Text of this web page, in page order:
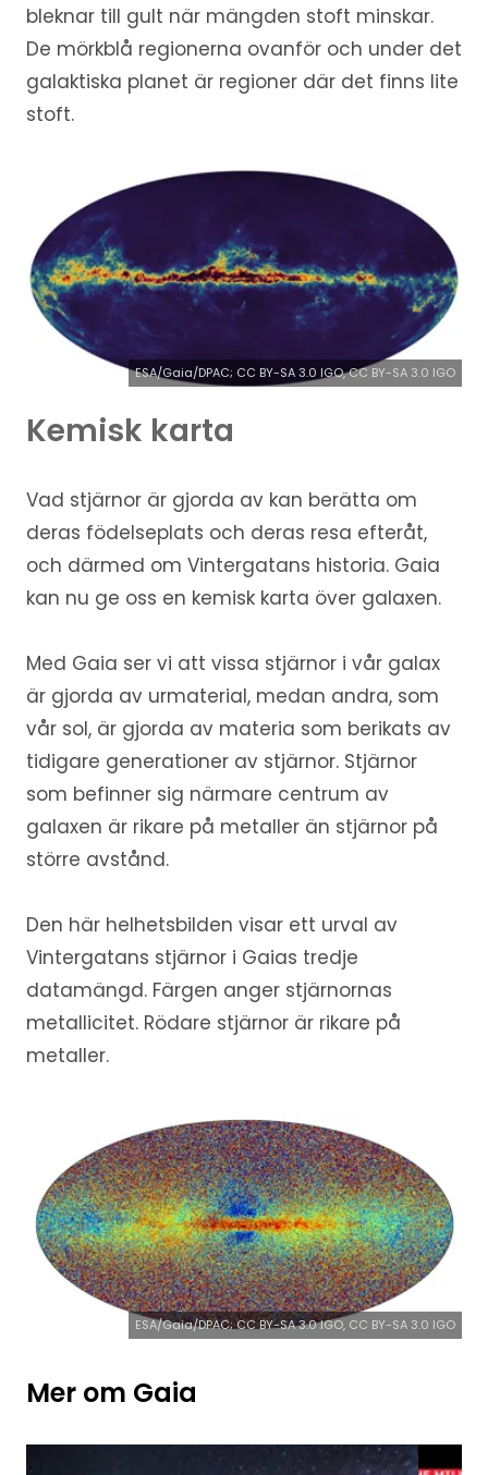
bleknar till gult när mängden stoft minskar.
De mörkblå regionerna ovanför och under det
galaktiska planet är regioner där det finns lite
stoft.
ESA/Gaia/DPAC; CC BY-SA 3.0 IGO, CC BY-SA 3.0 IGO
Kemisk karta
Vad stjärnor är gjorda av kan berätta om
deras födelseplats och deras resa efteråt,
och därmed om Vintergatans historia. Gaia
kan nu ge oss en kemisk karta över galaxen.
Med Gaia ser vi att vissa stjärnor i vår galax
är gjorda av urmaterial, medan andra, som
vår sol, är gjorda av materia som berikats av
tidigare generationer av stjärnor. Stjärnor
som befinner sig närmare centrum av
galaxen är rikare på metaller än stjärnor på
större avstånd.
Den här helhetsbilden visar ett urval av
Vintergatans stjärnor i Gaias tredje
datamängd. Färgen anger stjärnornas
metallicitet. Rödare stjärnor är rikare på
metaller.
ESA/Gaia/DPAC; CC BY-SA 3.0 IGO, CC BY-SA 3.0 IGO
Mer om Gaia